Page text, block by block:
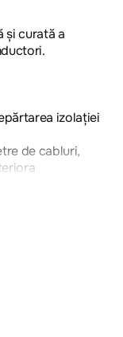
și curată a
izolației
de cabluri,
rezistente la